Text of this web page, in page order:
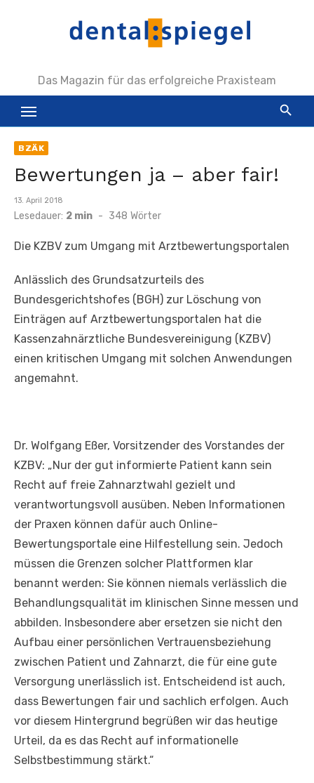
Das Magazin für das erfolgreiche Praxisteam
BZÄK
Bewertungen ja – aber fair!
Veröffentlicht
am
13. April 2018
Lesedauer: 2 min - 348 Wörter
Die KZBV zum Umgang mit Arztbewertungsportalen
Anlässlich des Grundsatzurteils des
Bundesgerichtshofes (BGH) zur Löschung von
Einträgen auf Arztbewertungsportalen hat die
Kassenzahnärztliche Bundesvereinigung (KZBV)
einen kritischen Umgang mit solchen Anwendungen
angemahnt.
Dr. Wolfgang Eßer, Vorsitzender des Vorstandes der
KZBV: „Nur der gut informierte Patient kann sein
Recht auf freie Zahnarztwahl gezielt und
verantwortungsvoll ausüben. Neben Informationen
der Praxen können dafür auch Online-
Bewertungsportale eine Hilfestellung sein. Jedoch
müssen die Grenzen solcher Plattformen klar
benannt werden: Sie können niemals verlässlich die
Behandlungsqualität im klinischen Sinne messen und
abbilden. Insbesondere aber ersetzen sie nicht den
Aufbau einer persönlichen Vertrauensbeziehung
zwischen Patient und Zahnarzt, die für eine gute
Versorgung unerlässlich ist. Entscheidend ist auch,
dass Bewertungen fair und sachlich erfolgen. Auch
vor diesem Hintergrund begrüßen wir das heutige
Urteil, da es das Recht auf informationelle
Selbstbestimmung stärkt.“